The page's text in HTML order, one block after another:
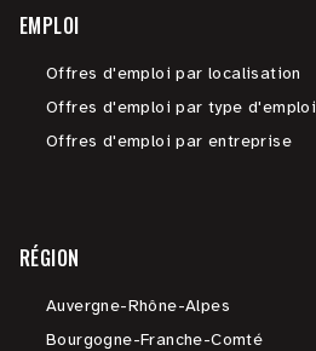
EMPLOI
Offres d'emploi par localisation
Offres d'emploi par type d'emploi
Offres d'emploi par entreprise
RÉGION
Auvergne-Rhône-Alpes
Bourgogne-Franche-Comté